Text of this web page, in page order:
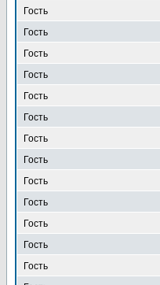
Гость
Гость
Гость
Гость
Гость
Гость
Гость
Гость
Гость
Гость
Гость
Гость
Гость